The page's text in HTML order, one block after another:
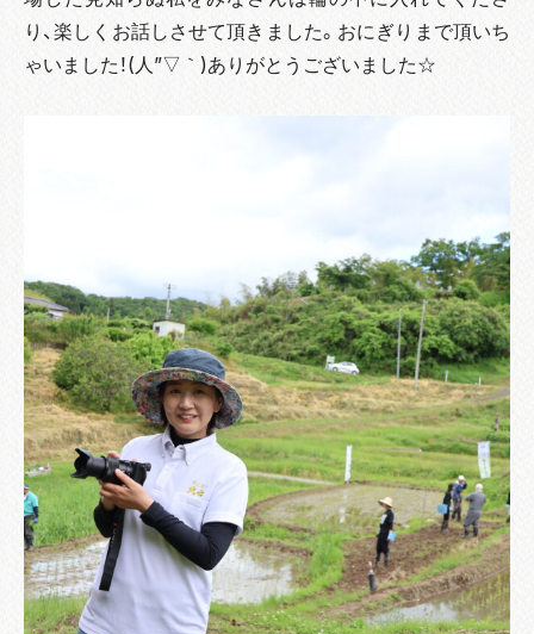
り、楽しくお話しさせて頂きました。おにぎりまで頂いち
ゃいました！(人”▽｀)ありがとうございました☆